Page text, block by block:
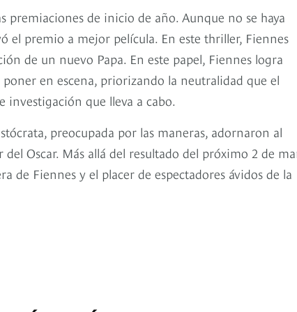
premiaciones de inicio de año. Aunque no se haya
el premio a mejor película. En este thriller, Fiennes
de un nuevo Papa. En este papel, Fiennes logra
en escena, priorizando la neutralidad que el
investigación que lleva a cabo.
preocupada por las maneras, adornaron al
Oscar. Más allá del resultado del próximo 2 de
de Fiennes y el placer de espectadores ávidos de la